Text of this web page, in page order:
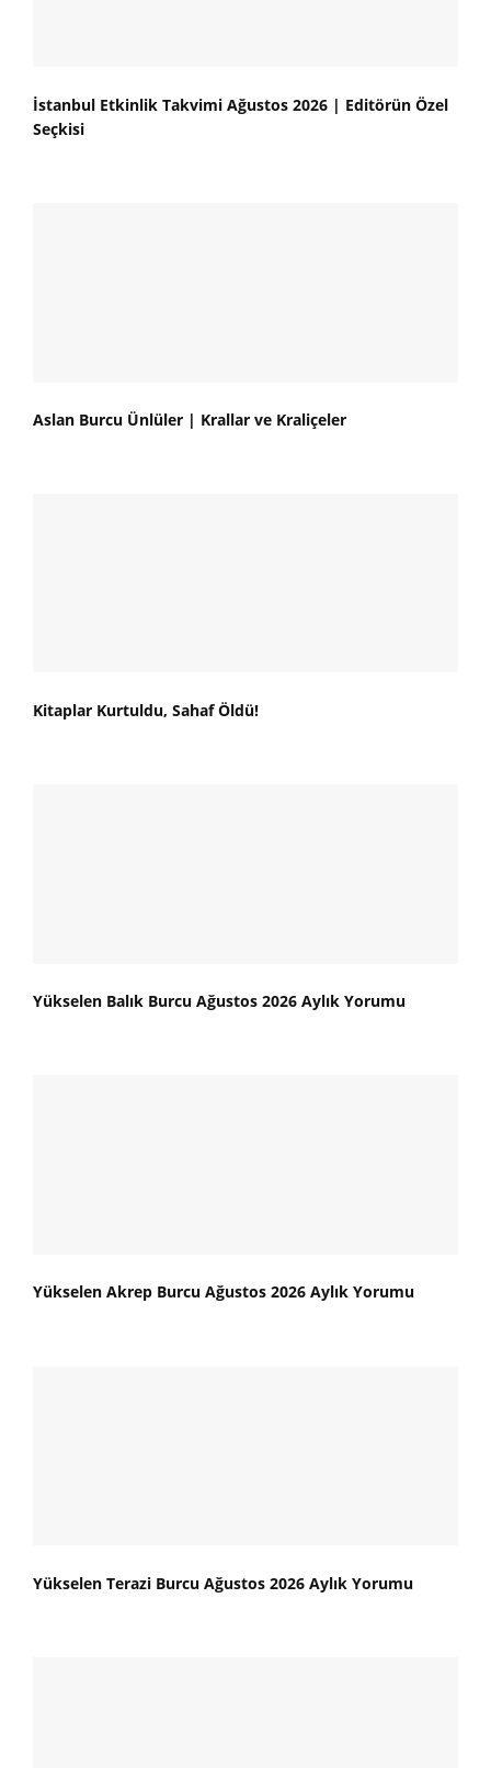
İstanbul Etkinlik Takvimi Ağustos 2026 | Editörün Özel
Seçkisi
Aslan Burcu Ünlüler | Krallar ve Kraliçeler
Kitaplar Kurtuldu, Sahaf Öldü!
Yükselen Balık Burcu Ağustos 2026 Aylık Yorumu
Yükselen Akrep Burcu Ağustos 2026 Aylık Yorumu
Yükselen Terazi Burcu Ağustos 2026 Aylık Yorumu